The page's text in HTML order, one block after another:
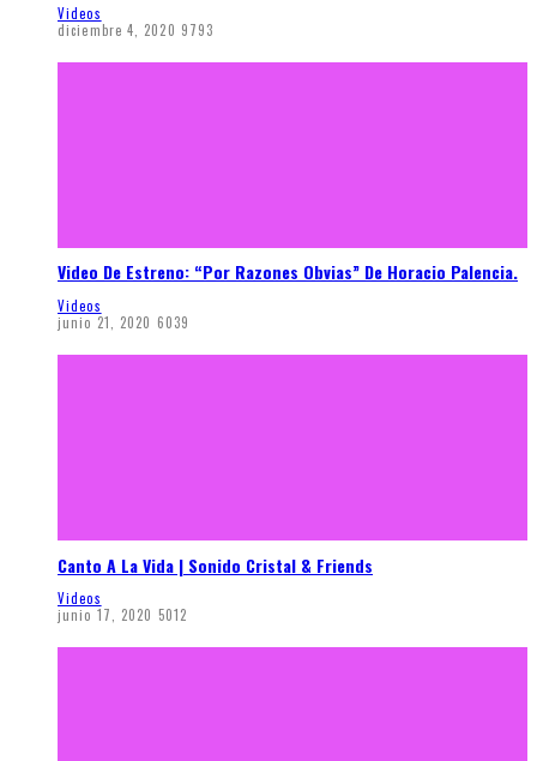
Videos
diciembre 4, 2020 9793
Video De Estreno: “Por Razones Obvias” De Horacio Palencia.
Videos
junio 21, 2020 6039
Canto A La Vida | Sonido Cristal & Friends
Videos
junio 17, 2020 5012